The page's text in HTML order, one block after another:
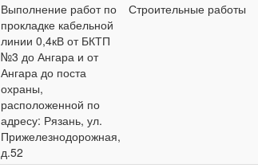
Выполнение работ по
прокладке кабельной
линии 0,4кВ от БКТП
№3 до Ангара и от
Ангара до поста
охраны,
расположенной по
адресу: Рязань, ул.
Прижелезнодорожная,
д.52
Строительные работы